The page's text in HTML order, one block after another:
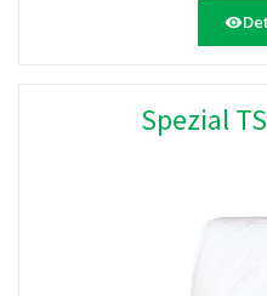
Spezial